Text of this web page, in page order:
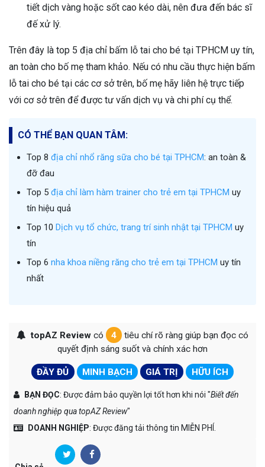
tiết dịch vàng hoặc sốt cao kéo dài, nên đưa đến bác sĩ
đế xử lý.
Trên đây là top 5 địa chỉ bấm lỗ tai cho bé tại TPHCM uy tín,
an toàn cho bố mẹ tham khảo. Nếu có nhu cầu thực hiện bấm
lỗ tai cho bé tại các cơ sở trên, bố mẹ hãy liên hệ trực tiếp
với cơ sở trên để được tư vấn dịch vụ và chi phí cụ thể.
CÓ THỂ BẠN QUAN TÂM:
Top 8 địa chỉ nhổ răng sữa cho bé tại TPHCM: an toàn &
đỡ đau
Top 5 địa chỉ làm hàm trainer cho trẻ em tại TPHCM uy
tín hiệu quả
Top 10 Dịch vụ tổ chức, trang trí sinh nhật tại TPHCM uy
tín
Top 6 nha khoa niềng răng cho trẻ em tại TPHCM uy tín
nhất
topAZ Reviewcó 4
tiêu chí rõ ràng giúp bạn đọc có
quyết định sáng suốt và chính xác hơn
ĐẦY ĐỦ MINH BẠCH GIÁ TRỊ HỮU ÍCH
BẠN ĐỌC: Được đảm bảo quyền lợi tốt hơn khi nói "Biết đến
doanh nghiệp qua topAZ Review"
DOANH NGHIỆP: Được đăng tải thông tin MIỄN PHÍ.